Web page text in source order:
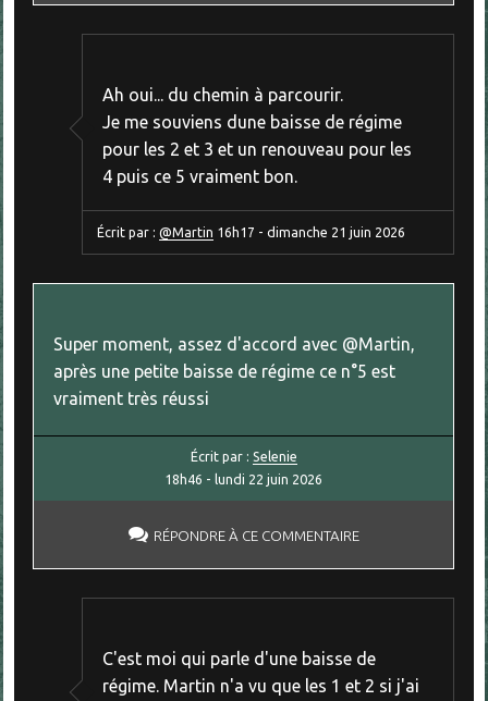
Ah oui... du chemin à parcourir.
Je me souviens dune baisse de régime
pour les 2 et 3 et un renouveau pour les
4 puis ce 5 vraiment bon.
Écrit par :@Martin 16h17 -dimanche 21 juin 2026
Super moment, assez d'accord avec @Martin,
après une petite baisse de régime ce n°5 est
vraiment très réussi
Écrit par : Selenie
18h46 - lundi 22 juin 2026
RÉPONDRE À CE COMMENTAIRE
C'est moi qui parle d'une baisse de
régime. Martin n'a vu que les 1 et 2 si j'ai